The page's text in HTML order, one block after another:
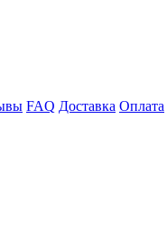
FAQ Доставка Оплата